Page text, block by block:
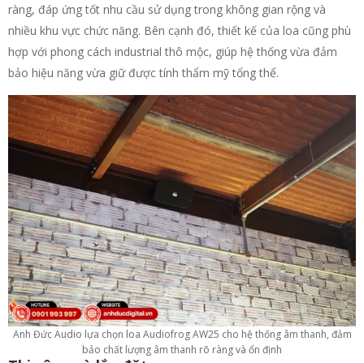
ràng, đáp ứng tốt nhu cầu sử dụng trong không gian rộng và
nhiều khu vực chức năng. Bên cạnh đó, thiết kế của loa cũng phù
hợp với phong cách industrial thô mộc, giúp hệ thống vừa đảm
bảo hiệu năng vừa giữ được tính thẩm mỹ tổng thể.
Anh Đức Audio lựa chọn loa Audiofrog AW25 cho hệ thống âm thanh, đảm
bảo chất lượng âm thanh rõ ràng và ổn định